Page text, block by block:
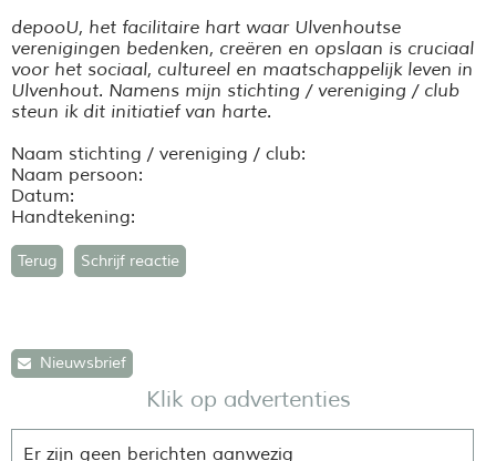
depooU, het facilitaire hart waar Ulvenhoutse
verenigingen bedenken, creëren en opslaan is cruciaal
voor het sociaal, cultureel en maatschappelijk leven in
Ulvenhout. Namens mijn stichting / vereniging / club
steun ik dit initiatief van harte.
Naam stichting / vereniging / club:
Naam persoon:
Datum:
Handtekening:
Terug Schrijf reactie
Nieuwsbrief
Klik op advertenties
Er zijn geen berichten aanwezig